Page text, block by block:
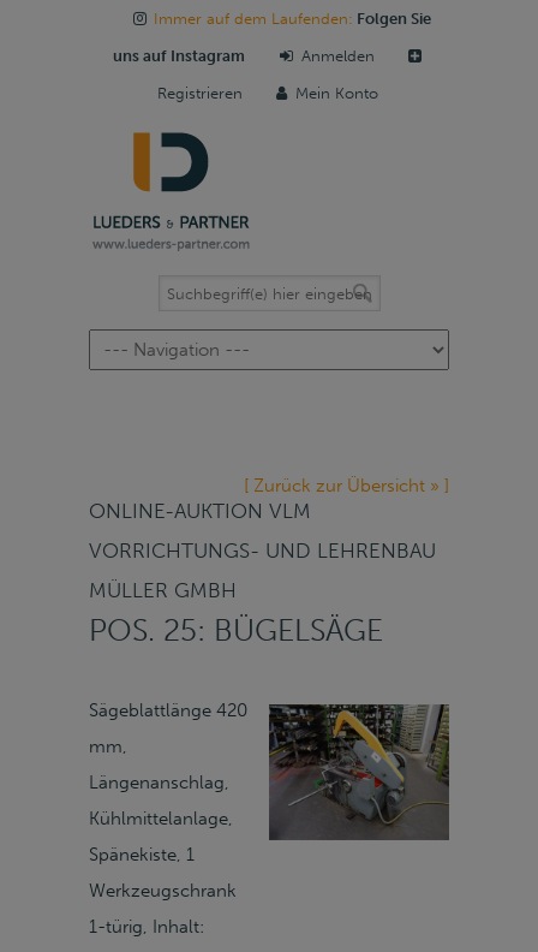
Immer auf dem Laufenden: Folgen Sie
uns auf Instagram Anmelden
Registrieren Mein Konto
Navigation
[ Zurück zur Übersicht » ]
ONLINE-AUKTION VLM
VORRICHTUNGS- UND LEHRENBAU
MÜLLER GMBH
POS. 25: BÜGELSÄGE
Sägeblattlänge 420
mm,
Längenanschlag,
Kühlmittelanlage,
Spänekiste, 1
Werkzeugschrank
1-türig, Inhalt: